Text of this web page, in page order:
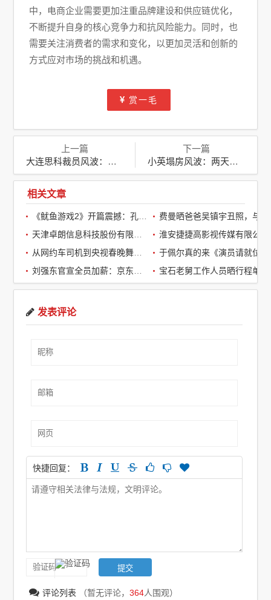
中，电商企业需要更加注重品牌建设和供应链优化，
不断提升自身的核心竞争力和抗风险能力。同时，也
需要关注消费者的需求和变化，以更加灵活和创新的
方式应对市场的挑战和机遇。
赏一毛
上一篇
大连思科裁员风波：近300名正编员工一夜之间面临失业
下一篇
小英塌房风波：两天内掉粉近10万，网红形象再受考验
相关文章
淮安捷捷高影视传媒有限公司
发表评论
快捷回复：
评论列表 （暂无评论，364人围观）